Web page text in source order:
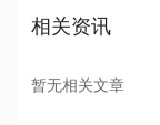
相关资讯
暂无相关文章